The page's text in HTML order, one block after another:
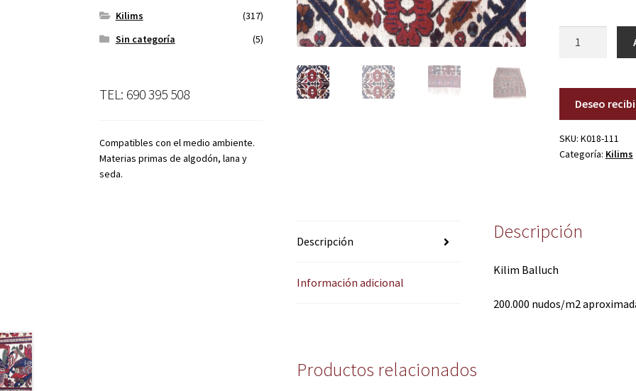
Deseo
SKU: K018-111
Categoría: Kilims
Descripción
Información adicional
Descripción
Kilim Balluch
200.000 nudos/m2
Productos relacionados
Kilims
(317)
Sin categoría
(5)
TEL: 690 395 508
Compatibles con el medio ambiente.
Materias primas de algodón, lana y
seda.